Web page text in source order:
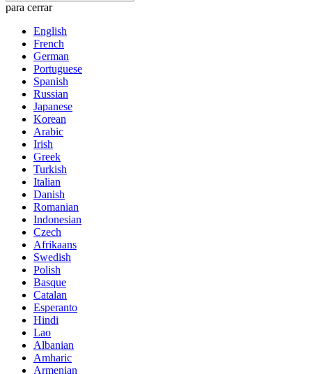
para cerrar
English
French
German
Portuguese
Spanish
Russian
Japanese
Korean
Arabic
Irish
Greek
Turkish
Italian
Danish
Romanian
Indonesian
Czech
Afrikaans
Swedish
Polish
Basque
Catalan
Esperanto
Hindi
Lao
Albanian
Amharic
Armenian